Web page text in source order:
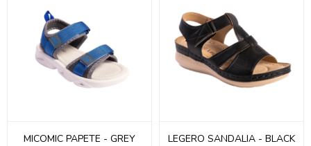
MICOMIC PAPETE - GREY LEGERO SANDALIA - BLACK